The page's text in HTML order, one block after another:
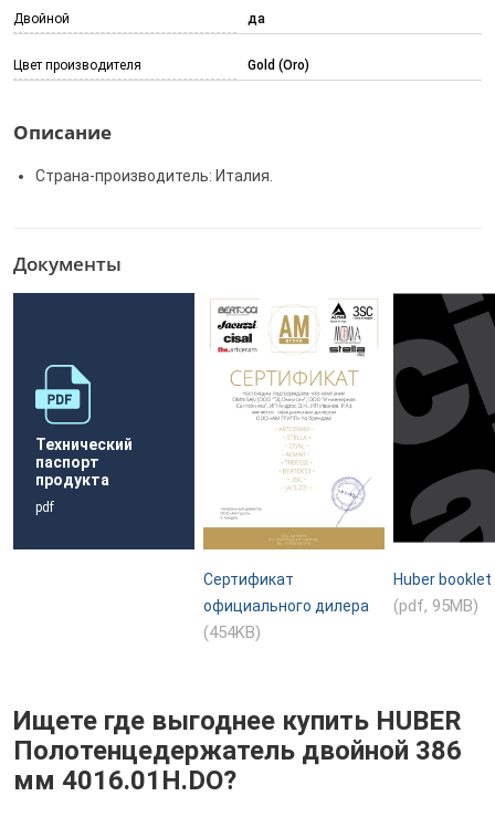
Двойной да
Цвет производителя Gold (Oro)
Описание
Страна-производитель: Италия.
Документы
Технический
паспорт
продукта
pdf
Сертификат
официального дилера
(454KB)
Huber booklet
(pdf, 95MB)
Ищете где выгоднее купить HUBER
Полотенцедержатель двойной 386
мм 4016.01H.DO?